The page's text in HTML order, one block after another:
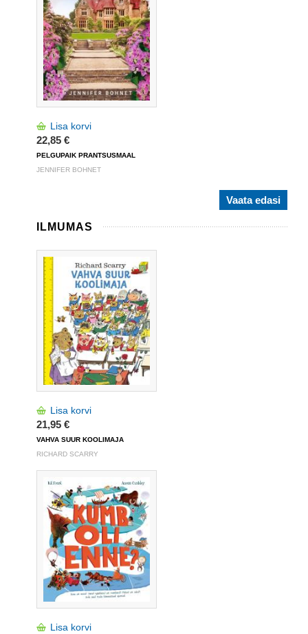
Lisa korvi
22,85 €
PELGUPAIK PRANTSUSMAAL
JENNIFER BOHNET
Vaata edasi
ILMUMAS
Lisa korvi
21,95 €
VAHVA SUUR KOOLIMAJA
RICHARD SCARRY
Lisa korvi